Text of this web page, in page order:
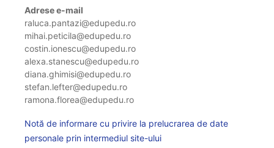
Adrese e-mail
raluca.pantazi@edupedu.ro
mihai.peticila@edupedu.ro
costin.ionescu@edupedu.ro
alexa.stanescu@edupedu.ro
diana.ghimisi@edupedu.ro
stefan.lefter@edupedu.ro
ramona.florea@edupedu.ro
Notă de informare cu privire la prelucrarea de date
personale prin intermediul site-ului